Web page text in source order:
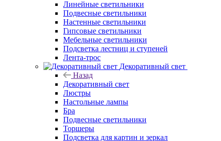
Линейные светильники
Подвесные светильники
Настенные светильники
Гипсовые светильники
Мебельные светильники
Подсветка лестниц и ступеней
Лента-трос
Декоративный свет
Назад
Декоративный свет
Люстры
Настольные лампы
Бра
Подвесные светильники
Торшеры
Подсветка для картин и зеркал